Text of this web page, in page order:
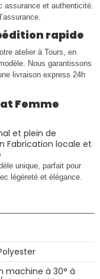
assurance et authenticité.
rapide
atelier à Tours, en
Nous garantissons
livraison express 24h
Femme
et plein de
Fabrication locale et
unique, parfait pour
légèreté et élégance.
machine à 30° à